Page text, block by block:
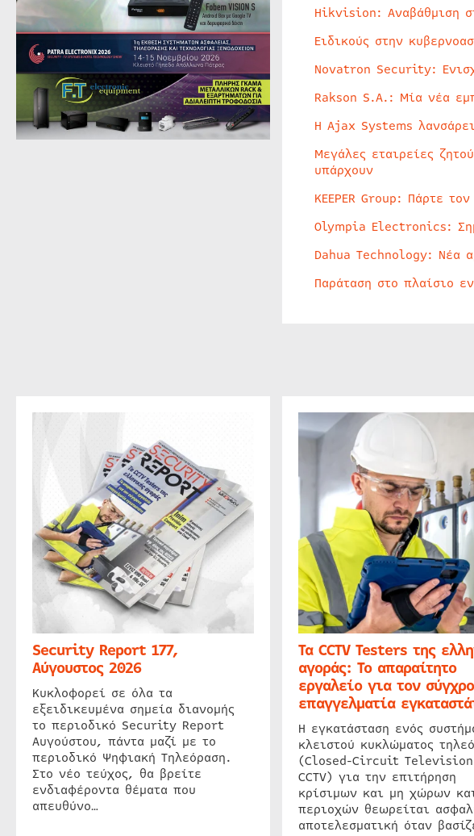
Hikvision: Αναβάθμιση
Ειδικούς στην
Novatron Security:
Rakson S.A.: Μία νέα
Η Ajax Systems
Μεγάλες εταιρείες
υπάρχουν
KEEPER Group: Πάρτε
Olympia Electronics:
Dahua Technology: Νέα
Παράταση στο πλαίσιο
Security Report 177,
Αύγουστος 2026
Κυκλοφορεί σε όλα τα
εξειδικευμένα σημεία διανομής
το περιοδικό Security Report
Αυγούστου, πάντα μαζί με το
περιοδικό Ψηφιακή Τηλεόραση.
Στο νέο τεύχος, θα βρείτε
ενδιαφέροντα θέματα που
απευθύνο…
Τα CCTV Testers της
αγοράς: Το απαραίτητο
εργαλείο για τον
επαγγελματία
Η εγκατάσταση ενός
κλειστού κυκλώματος
(Closed-Circuit
CCTV) για την επιτήρηση
κρίσιμων και μη χώρων
περιοχών θεωρείται
αποτελεσματική όταν